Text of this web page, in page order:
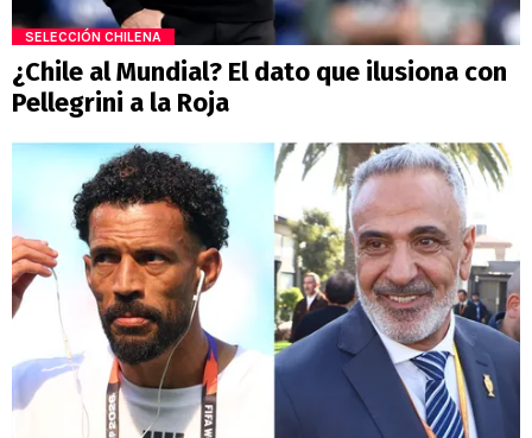
SELECCIÓN CHILENA
¿Chile al Mundial? El dato que ilusiona con
Pellegrini a la Roja